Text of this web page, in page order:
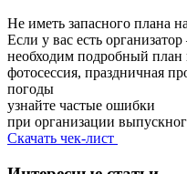
Не иметь запасного плана
Если у вас есть
необходим подробный план
фотосессия, праздничная
погоды
узнайте частые ошибки
при организации
Скачать чек-лист